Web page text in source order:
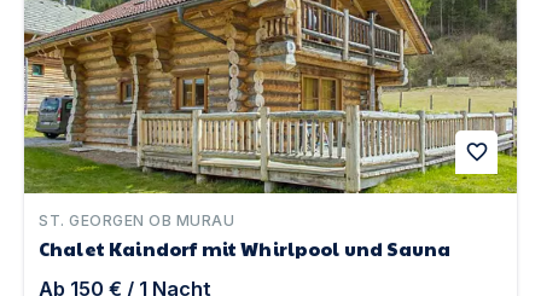
favorite
ST. GEORGEN OB MURAU
Chalet Kaindorf mit Whirlpool und Sauna
Ab 150 € / 1 Nacht